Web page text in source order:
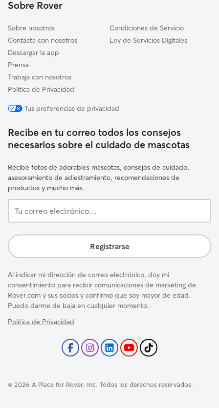
Amorebieta-Etxano
Sobre Rover
Sobre nosotros
Contacta con nosotros
Descargar la app
Prensa
Trabaja con nosotros
Política de Privacidad
Condiciones de Servicio
Ley de Servicios Digitales
Tus preferencias de privacidad
Recibe en tu correo todos los consejos
necesarios sobre el cuidado de mascotas
Recibe fotos de adorables mascotas, consejos de cuidado,
asesoramiento de adiestramiento, recomendaciones de
productos y mucho más.
correo
Registrarse
Al indicar mi dirección de correo electrónico, doy mi
consentimiento para recibir comunicaciones de marketing de
Rover.com y sus socios y confirmo que soy mayor de edad.
Puedo darme de baja en cualquier momento.
Política de Privacidad
© 2026 A Place for Rover, Inc. Todos los derechos reservados.